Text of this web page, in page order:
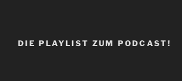
DIE PLAYLIST ZUM PODCAST!